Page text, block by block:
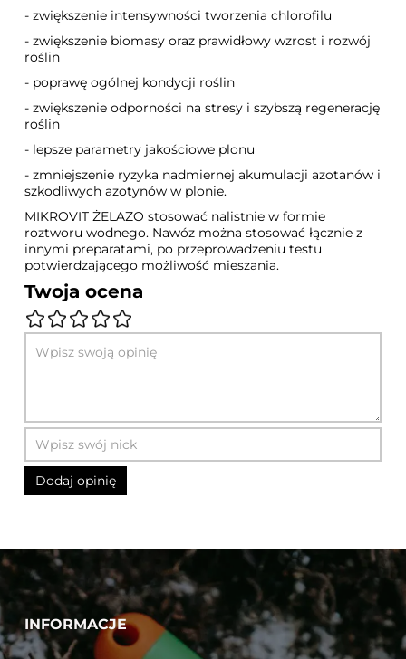
- zwiększenie intensywności tworzenia chlorofilu
- zwiększenie biomasy oraz prawidłowy wzrost i rozwój
roślin
- poprawę ogólnej kondycji roślin
- zwiększenie odporności na stresy i szybszą regenerację
roślin
- lepsze parametry jakościowe plonu
- zmniejszenie ryzyka nadmiernej akumulacji azotanów i
szkodliwych azotynów w plonie.
MIKROVIT ŻELAZO stosować nalistnie w formie
roztworu wodnego. Nawóz można stosować łącznie z
innymi preparatami, po przeprowadzeniu testu
potwierdzającego możliwość mieszania.
Twoja ocena
INFORMACJE